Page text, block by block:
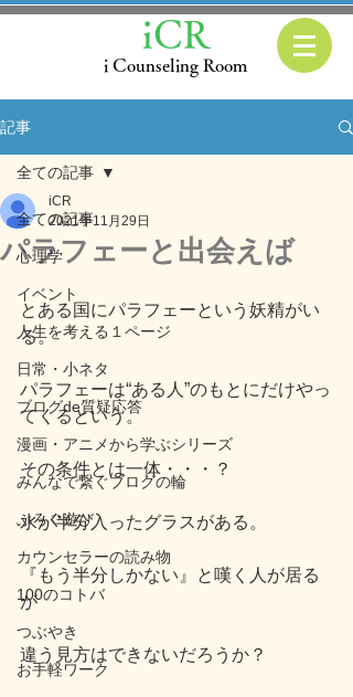
i Counseling Room
iCR
記事
全ての記事
心理学
イベント
人生を考える１ページ
日常・小ネタ
ブログde質疑応答
漫画・アニメから学ぶシリーズ
みんなで繋ぐブログの輪
ぶろぐ遊び
カウンセラーの読み物
100のコトバ
つぶやき
お手軽ワーク
全ての記事
パラフェーと出会えば
iCR
2021年11月29日
とある国にパラフェーという妖精がい
る。
パラフェーは“ある人”のもとにだけやっ
てくるという。
その条件とは一体・・・？
水が半分入ったグラスがある。
『もう半分しかない』と嘆く人が居る
が
違う見方はできないだろうか？